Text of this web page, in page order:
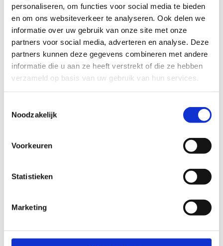
personaliseren, om functies voor social media te bieden
en om ons websiteverkeer te analyseren. Ook delen we
informatie over uw gebruik van onze site met onze
partners voor social media, adverteren en analyse. Deze
partners kunnen deze gegevens combineren met andere
informatie die u aan ze heeft verstrekt of die ze hebben
verzameld op basis van uw gebruik van hun services.
Noodzakelijk
Voorkeuren
Statistieken
Marketing
belabonnementen maandelijks opzegbaar
of aanpasbaar, zodat je altijd flexibel blijft.
Wil je weten wat de tarieven zijn zonder
onbeperkt bellen? Bekijk de
telefoontarieven en ontdek wat het beste
bij jou past!